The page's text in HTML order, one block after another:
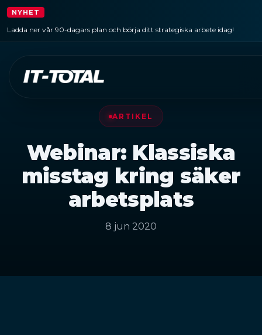
NYHET
Ladda ner vår 90-dagars plan och börja ditt strategiska arbete idag!
ARTIKEL
Webinar: Klassiska
misstag kring säker
arbetsplats
8 jun 2020